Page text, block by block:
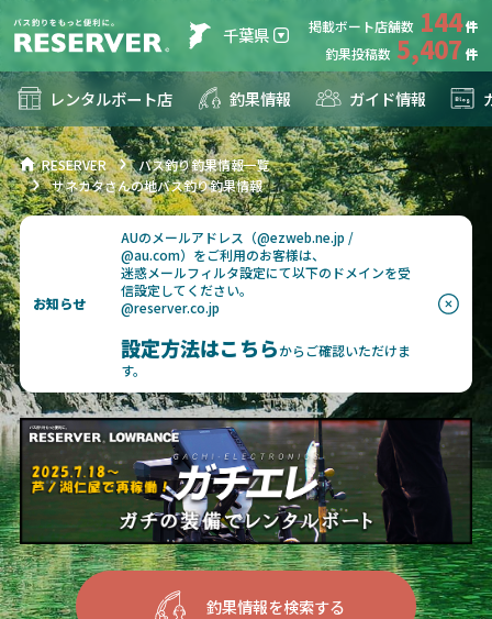
千葉県 掲載ボート店舗数 144
釣果投稿数 5,407
レンタルボート店 釣果情報 ガイド情報
RESERVER
バス釣り釣果情報一覧
サネカタさんの地バス釣り釣果情報
お知らせ
AUのメールアドレス（@ezweb.ne.jp /
@au.com）をご利用のお客様は、
迷惑メールフィルタ設定にて以下のドメインを受
信設定してください。
@reserver.co.jp
設定方法はこちらからご確認いただけま
す。
釣果情報を検索する